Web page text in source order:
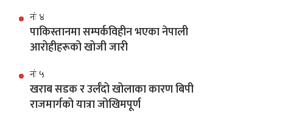
नंः ४
पाकिस्तानमा सम्पर्कविहीन भएका नेपाली
आरोहीहरूको खोजी जारी
नंः ५
खराब सडक र उर्लँदो खोलाका कारण बिपी
राजमार्गको यात्रा जोखिमपूर्ण